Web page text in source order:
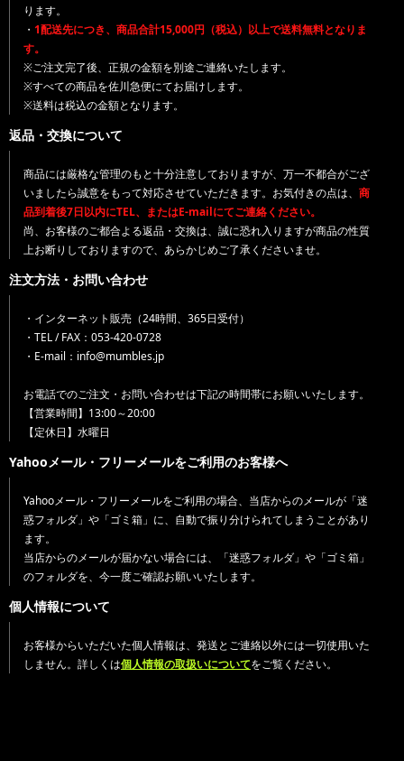
ります。
・ 1配送先につき、商品合計15,000円（税込）以上で送料無料となりま
す。
※ご注文完了後、正規の金額を別途ご連絡いたします。
※すべての商品を佐川急便にてお届けします。
※送料は税込の金額となります。
返品・交換について
商品には厳格な管理のもと十分注意しておりますが、万一不都合がござ
いましたら誠意をもって対応させていただきます。お気付きの点は、 商
品到着後7日以内にTEL、またはE-mailにてご連絡ください。
尚、お客様のご都合よる返品・交換は、誠に恐れ入りますが商品の性質
上お断りしておりますので、あらかじめご了承くださいませ。
注文方法・お問い合わせ
・インターネット販売（24時間、365日受付）
・TEL / FAX：053-420-0728
・E-mail：info@mumbles.jp
お電話でのご注文・お問い合わせは下記の時間帯にお願いいたします。
【営業時間】13:00～20:00
【定休日】水曜日
Yahooメール・フリーメールをご利用のお客様へ
Yahooメール・フリーメールをご利用の場合、当店からのメールが「迷
惑フォルダ」や「ゴミ箱」に、自動で振り分けられてしまうことがあり
ます。
当店からのメールが届かない場合には、「迷惑フォルダ」や「ゴミ箱」
のフォルダを、今一度ご確認お願いいたします。
個人情報について
お客様からいただいた個人情報は、発送とご連絡以外には一切使用いた
しません。詳しくは個人情報の取扱いについてをご覧ください。